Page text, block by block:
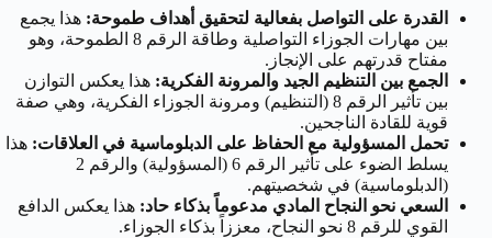
القدرة على التواصل بفعالية لتحقيق أهداف طموحة: هذا يجمع
بين مهارات الجوزاء التواصلية وطاقة الرقم 8 الطموحة، وهو
مفتاح قدرتهم على الإنجاز.
الجمع بين التنظيم الجيد والمرونة الفكرية: هذا يعكس التوازن
بين تأثير الرقم 8 (التنظيم) ومرونة الجوزاء الفكرية، وهي صفة
قوية للقادة الناجحين.
تحمل المسؤولية مع الحفاظ على الدبلوماسية في العلاقات: هذا
يسلط الضوء على تأثير الرقم 6 (المسؤولية) والرقم 2
(الدبلوماسية) في شخصيتهم.
السعي نحو النجاح المادي مدعوماً بذكاء حاد: هذا يعكس الدافع
القوي للرقم 8 نحو النجاح، معززاً بذكاء الجوزاء.